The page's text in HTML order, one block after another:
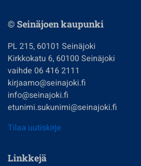
© Seinäjoen kaupunki
PL 215, 60101 Seinäjoki
Kirkkokatu 6, 60100 Seinäjoki
vaihde 06 416 2111
kirjaamo@seinajoki.fi
info@seinajoki.fi
etunimi.sukunimi@seinajoki.fi
Tilaa uutiskirje
Linkkejä